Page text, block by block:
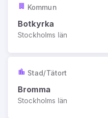
Kommun
Botkyrka
Stockholms län
Stad/Tätort
Bromma
Stockholms län